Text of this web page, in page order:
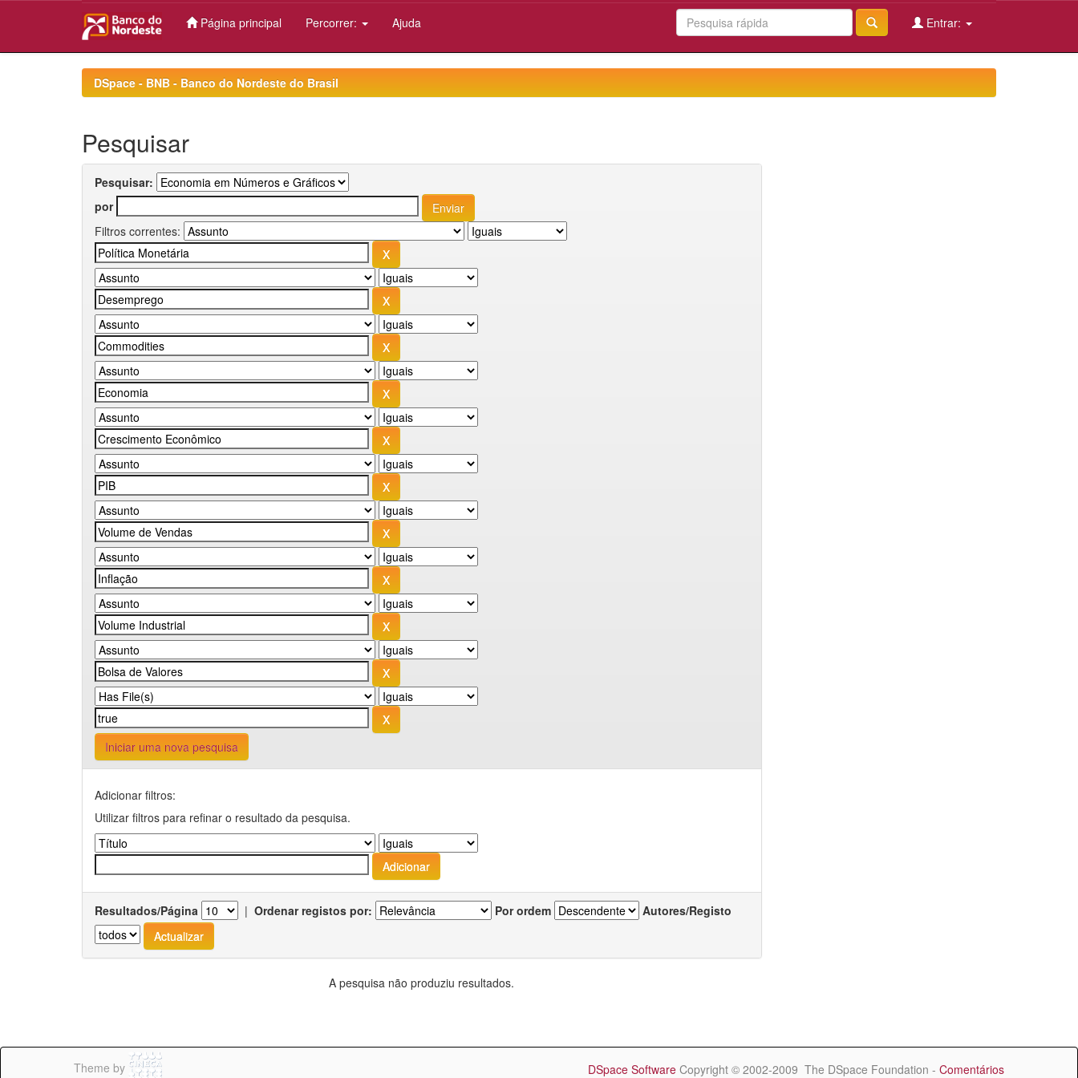
Página principal Percorrer: Ajuda Entrar:
DSpace - BNB - Banco do Nordeste do Brasil
Pesquisar
Pesquisar:
por
Filtros correntes:
Iniciar uma nova pesquisa
Adicionar filtros:
Utilizar filtros para refinar o resultado da pesquisa.
Resultados/Página | Ordenar registos por: Por ordem Autores/Registo
A pesquisa não produziu resultados.
Theme by DSpace Software Copyright © 2002-2009 The DSpace Foundation - Comentários